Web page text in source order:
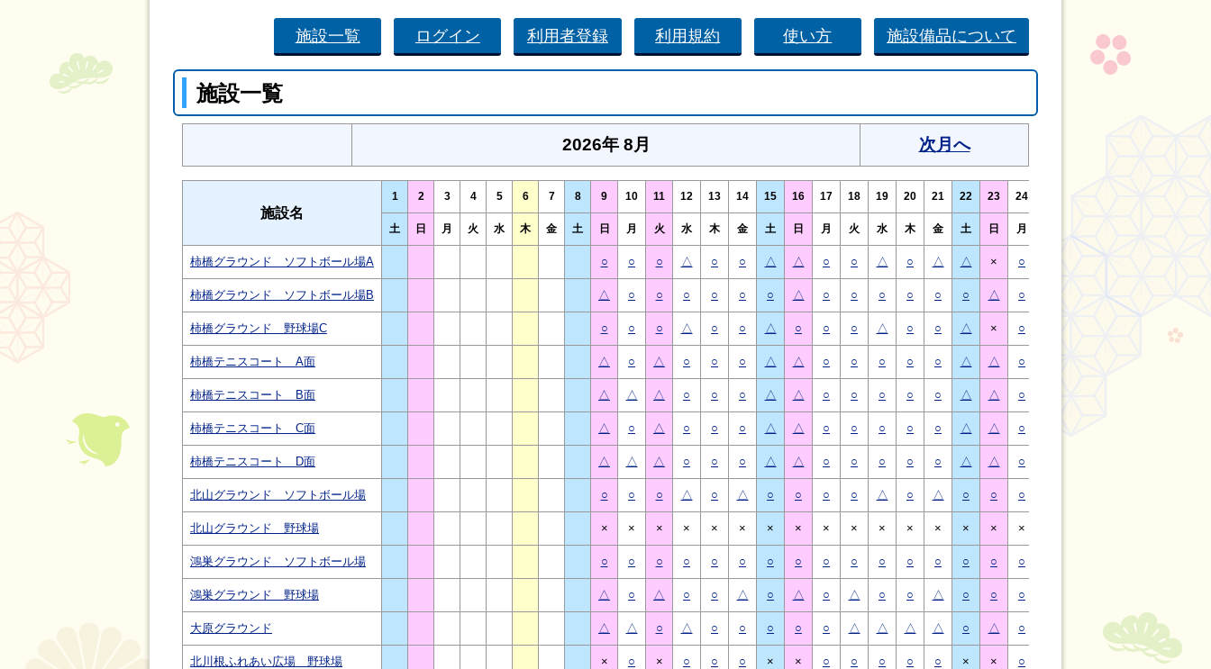
施設一覧 ログイン 利用者登録 利用規約 使い方 施設備品について
施設一覧
2026年 8月 次月へ
施設名
1 2 3 4 5 6 7 8 9 10 11 12 13 14 15 16 17 18 19 20 21 22 23 24
土 日 月 火 水 木 金 土 日 月 火 水 木 金 土 日 月 火 水 木 金 土 日 月
柿橋グラウンド ソフトボール場A ○ ○ ○ △ ○ ○ △ △ ○ ○ △ ○ △ △ × ○
柿橋グラウンド ソフトボール場B △ ○ ○ ○ ○ ○ ○ △ ○ ○ ○ ○ ○ ○ △ ○ ○
柿橋グラウンド 野球場C ○ ○ ○ △ ○ ○ △ ○ ○ ○ △ ○ ○ △ × ○
柿橋テニスコート A面 △ ○ △ ○ ○ ○ △ △ ○ ○ ○ ○ ○ △ △ ○
柿橋テニスコート B面 △ △ △ ○ ○ ○ △ △ ○ ○ ○ ○ ○ △ △ ○
柿橋テニスコート C面 △ ○ △ ○ ○ ○ △ △ ○ ○ ○ ○ ○ △ △ ○
柿橋テニスコート D面 △ △ △ ○ ○ ○ △ △ ○ ○ ○ ○ ○ △ △ ○
北山グラウンド ソフトボール場 ○ ○ ○ △ ○ △ ○ ○ ○ ○ △ ○ △ ○ ○ ○
北山グラウンド 野球場 × × × × × × × × × × × × × × × ×
鴻巣グラウンド ソフトボール場 ○ ○ ○ ○ ○ ○ ○ ○ ○ ○ ○ ○ ○ ○ ○ ○
鴻巣グラウンド 野球場 △ ○ △ ○ ○ △ ○ △ ○ △ ○ ○ △ ○ ○ ○
大原グラウンド △ △ ○ △ ○ ○ ○ ○ ○ △ △ △ △ ○ △ ○ △ △ ○
北川根ふれあい広場 野球場 × ○ × ○ ○ ○ × × ○ ○ ○ ○ ○ × × ○ ×